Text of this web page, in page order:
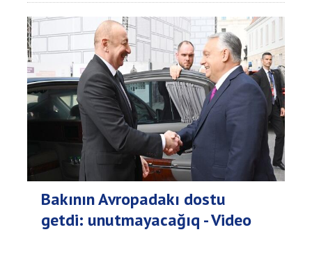
Bakının Avropadakı dostu
getdi: unutmayacağıq - Video